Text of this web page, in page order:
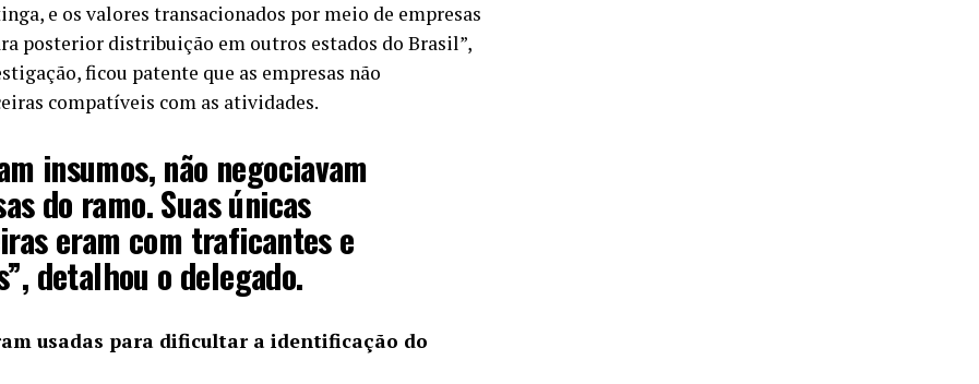
e os valores transacionados por meio de empresas
posterior distribuição em outros estados do Brasil”,
ficou patente que as empresas não
compatíveis com as atividades.
insumos, não negociavam
do ramo. Suas únicas
eram com traficantes e
detalhou o delegado.
usadas para dificultar a identificação do